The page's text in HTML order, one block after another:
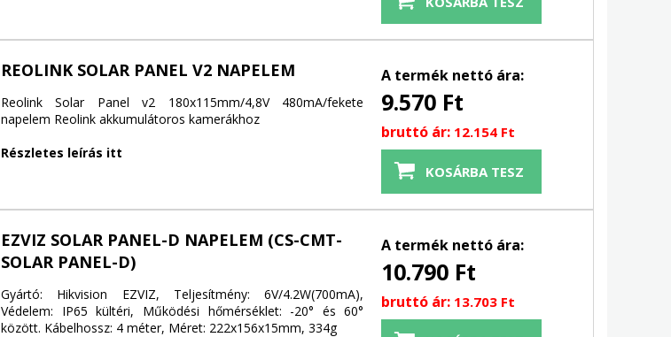
REOLINK SOLAR PANEL V2 NAPELEM
Reolink Solar Panel v2 180x115mm/4,8V 480mA/fekete
napelem Reolink akkumulátoros kamerákhoz
Részletes leírás itt
A termék nettó ára:
9.570 Ft
bruttó ár: 12.154 Ft
EZVIZ SOLAR PANEL-D NAPELEM (CS-CMT-
SOLAR PANEL-D)
Gyártó: Hikvision EZVIZ, Teljesítmény: 6V/4.2W(700mA),
Védelem: IP65 kültéri, Működési hőmérséklet: -20° és 60°
között. Kábelhossz: 4 méter, Méret: 222x156x15mm, 334g
A termék nettó ára:
10.790 Ft
bruttó ár: 13.703 Ft